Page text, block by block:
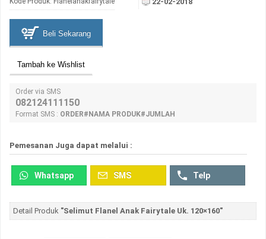
Beli Sekarang
Tambah ke Wishlist
Order via SMS
082124111150
Format SMS : ORDER#NAMA PRODUK#JUMLAH
Pemesanan Juga dapat melalui :
Whatsapp SMS Telp
Detail Produk "Selimut Flanel Anak Fairytale Uk. 120×160"